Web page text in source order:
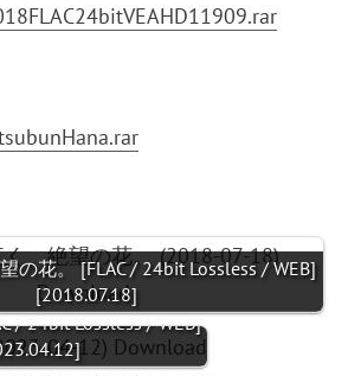
の花。 [FLAC / 24bit Lossless / WEB]
[2018.07.18]
/ 24bit Lossless / WEB]